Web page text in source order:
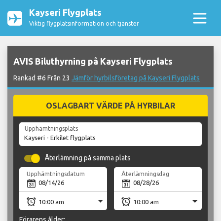
Kayseri Flygplats
Viktig flygplatsinformation och tjänster
AVIS Biluthyrning på Kayseri Flygplats
Rankad #6 Från 23 Jämför hyrbilsföretag på Kayseri Flygplats
OSLAGBART VÄRDE PÅ HYRBILAR
Upphämtningsplats
Återlämning på samma plats
Upphämtningsdatum Återlämningsdag